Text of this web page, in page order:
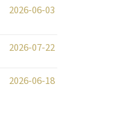
2026-06-03
2026-07-22
2026-06-18